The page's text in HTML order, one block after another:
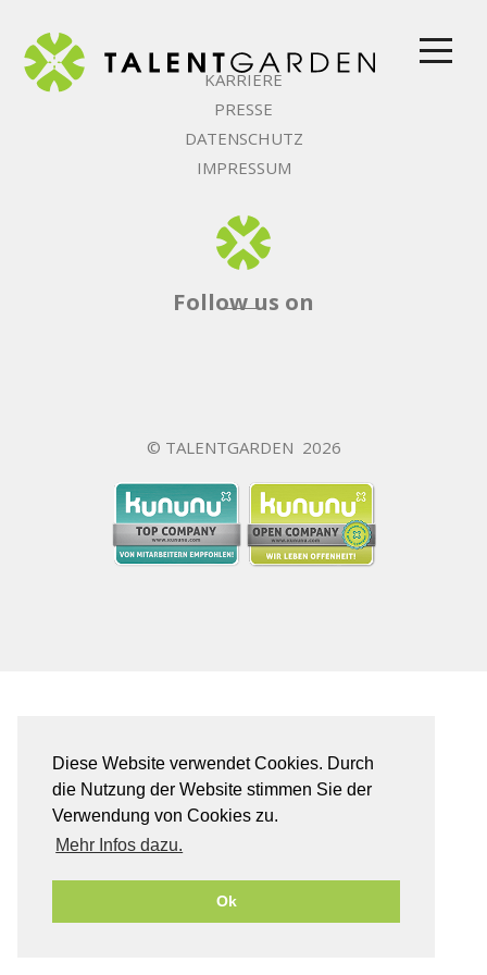
Diese Website verwendet Cookies. Durch
die Nutzung der Website stimmen Sie der
Verwendung von Cookies zu.
Mehr Infos dazu.
Ok
© TALENTGARDEN 2026
Follow us on
KARRIERE
PRESSE
DATENSCHUTZ
IMPRESSUM